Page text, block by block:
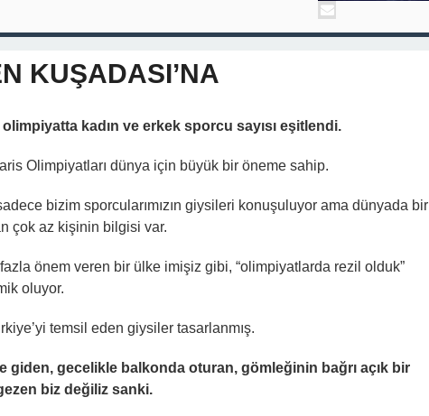
KUŞADASI’NA
kadın ve erkek sporcu sayısı eşitlendi.
Olimpiyatları dünya için büyük bir öneme sahip.
bizim sporcularımızın giysileri konuşuluyor ama dünyada bir
çok az kişinin bilgisi var.
önem veren bir ülke imişiz gibi, “olimpiyatlarda rezil olduk”
oluyor.
temsil eden giysiler tasarlanmış.
giden, gecelikle balkonda oturan, gömleğinin bağrı açık bir
biz değiliz sanki.